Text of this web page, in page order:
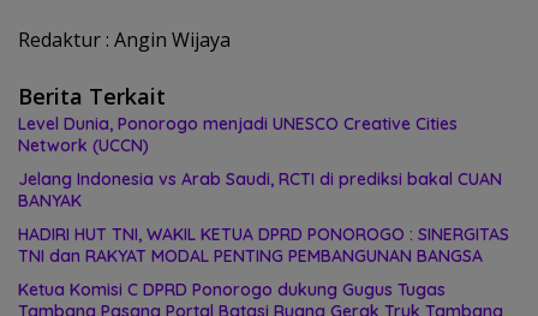
Redaktur : Angin Wijaya
Berita Terkait
Level Dunia, Ponorogo menjadi UNESCO Creative Cities
Network (UCCN)
Jelang Indonesia vs Arab Saudi, RCTI di prediksi bakal CUAN
BANYAK
HADIRI HUT TNI, WAKIL KETUA DPRD PONOROGO : SINERGITAS
TNI dan RAKYAT MODAL PENTING PEMBANGUNAN BANGSA
Ketua Komisi C DPRD Ponorogo dukung Gugus Tugas
Tambang Pasang Portal Batasi Ruang Gerak Truk Tambang